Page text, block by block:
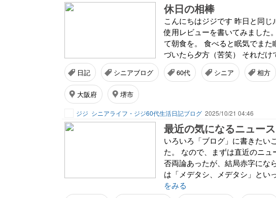
休日の相棒
こんにちはジジです 昨日と同
使用レビューを書いてみました
て朝食を。 食べると眠気でま
づいたら夕方（苦笑） それだ
日記 シニアブログ 60代 シニア 相方
大阪府 堺市
ジジ シニアライフ・ジジ60代生活日記ブログ 2025/10/21 04:46
最近の気になるニュー
いろいろ「ブログ」に書きたい
た。 なので、まずは直近のニ
否両論あったが、結局赤字にな
は「メデタシ、メデタシ」とい
をみる